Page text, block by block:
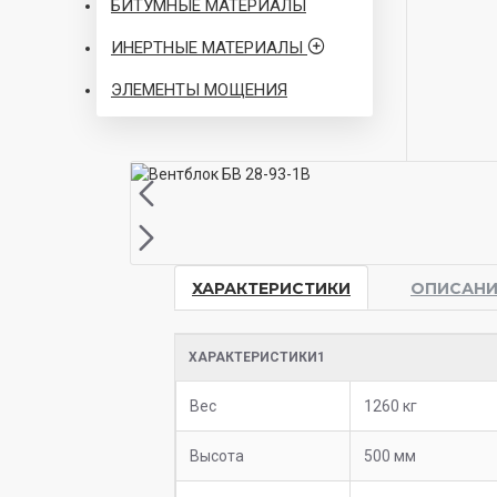
БИТУМНЫЕ МАТЕРИАЛЫ
ИНЕРТНЫЕ МАТЕРИАЛЫ
ЭЛЕМЕНТЫ МОЩЕНИЯ
ХАРАКТЕРИСТИКИ
ХАРАКТЕРИСТИКИ1
Вес 1260 кг
Высота 500 мм